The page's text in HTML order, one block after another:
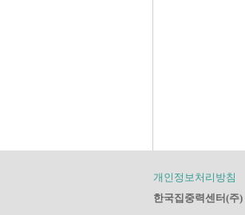
개인정보처리방침
한국집중력센터(주)